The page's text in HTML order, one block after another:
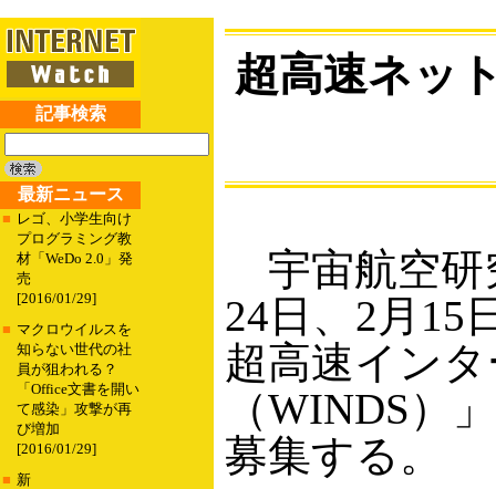
記事検索
最新ニュース
■ レゴ、小学生向け
プログラミング教
材「WeDo 2.0」発
売
[2016/01/29]
■ マクロウイルスを
知らない世代の社
員が狙われる？
「Office文書を開い
て感染」攻撃が再
び増加
[2016/01/29]
■ 新
超高速ネッ
宇宙航空研
24日、2月15
超高速イン
（WINDS）
募集する。